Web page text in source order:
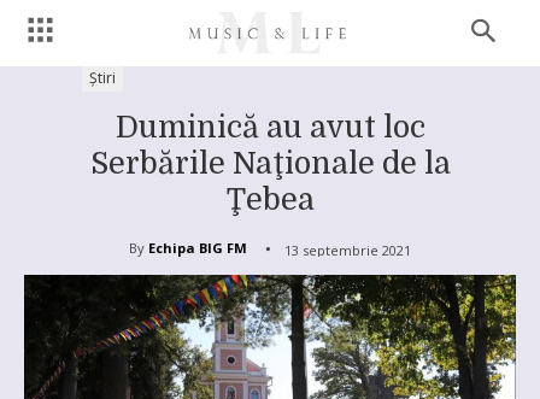
Știri
Duminică au avut loc
Serbările Naţionale de la
Ţebea
By Echipa BIG FM 13 septembrie 2021